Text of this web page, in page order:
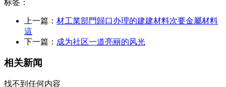
标签：
上一篇： 材工業部門歸口办理的建建材料次要金屬材料
這
下一篇： 成为社区一道亮丽的风光
相关新闻
找不到任何内容